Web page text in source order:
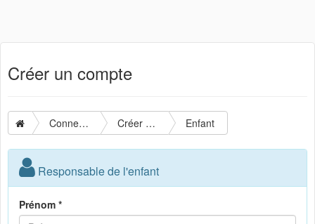
Créer un compte
Connexion Créer un compte Enfant
Responsable de l'enfant
Prénom *